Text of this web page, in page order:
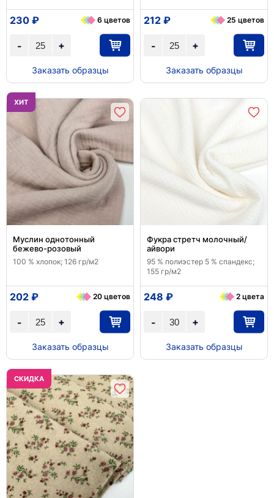
+
-
230 ₽ 6 цветов
Заказать образцы
+
-
212 ₽ 25 цветов
Заказать образцы
ХИТ
Муслин однотонный
бежево-розовый
100 % хлопок; 126 гр/м2
+
-
202 ₽ 20 цветов
Заказать образцы
Фукра стретч молочный/
айвори
95 % полиэстер 5 % спандекс;
155 гр/м2
+
-
248 ₽ 2 цвета
Заказать образцы
CКИДКА